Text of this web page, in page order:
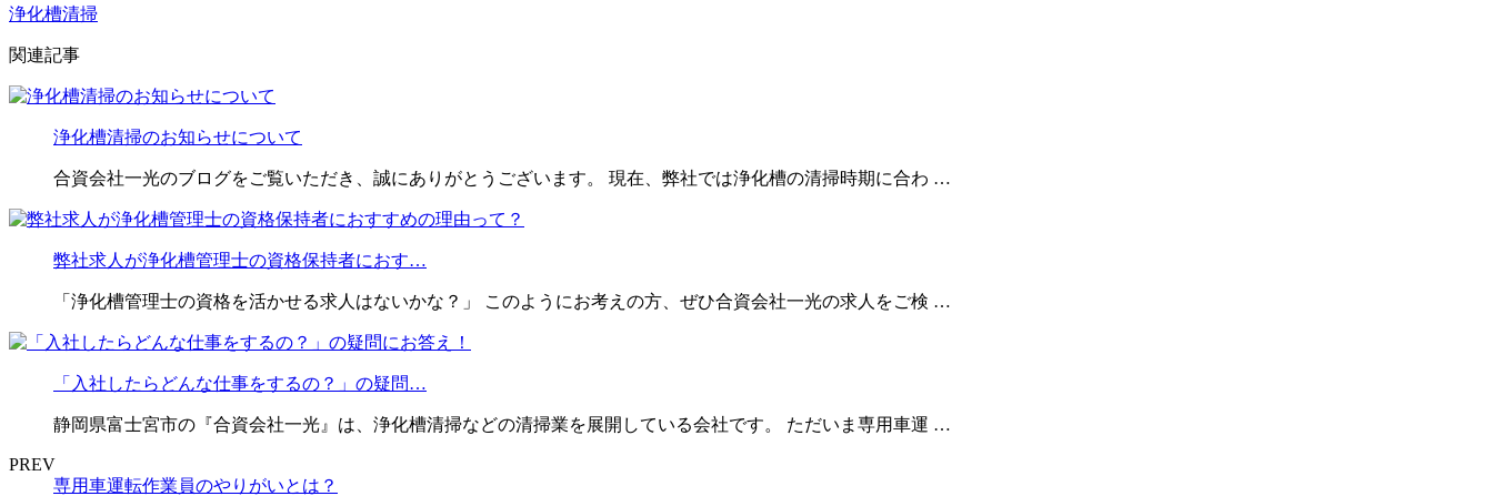
浄化槽清掃
関連記事
浄化槽清掃のお知らせについて
合資会社一光のブログをご覧いただき、誠にありがとうございます。 現在、弊社では浄化槽の清掃時期に合わ …
弊社求人が浄化槽管理士の資格保持者におす…
「浄化槽管理士の資格を活かせる求人はないかな？」 このようにお考えの方、ぜひ合資会社一光の求人をご検 …
「入社したらどんな仕事をするの？」の疑問…
静岡県富士宮市の『合資会社一光』は、浄化槽清掃などの清掃業を展開している会社です。 ただいま専用車運 …
PREV
専用車運転作業員のやりがいとは？